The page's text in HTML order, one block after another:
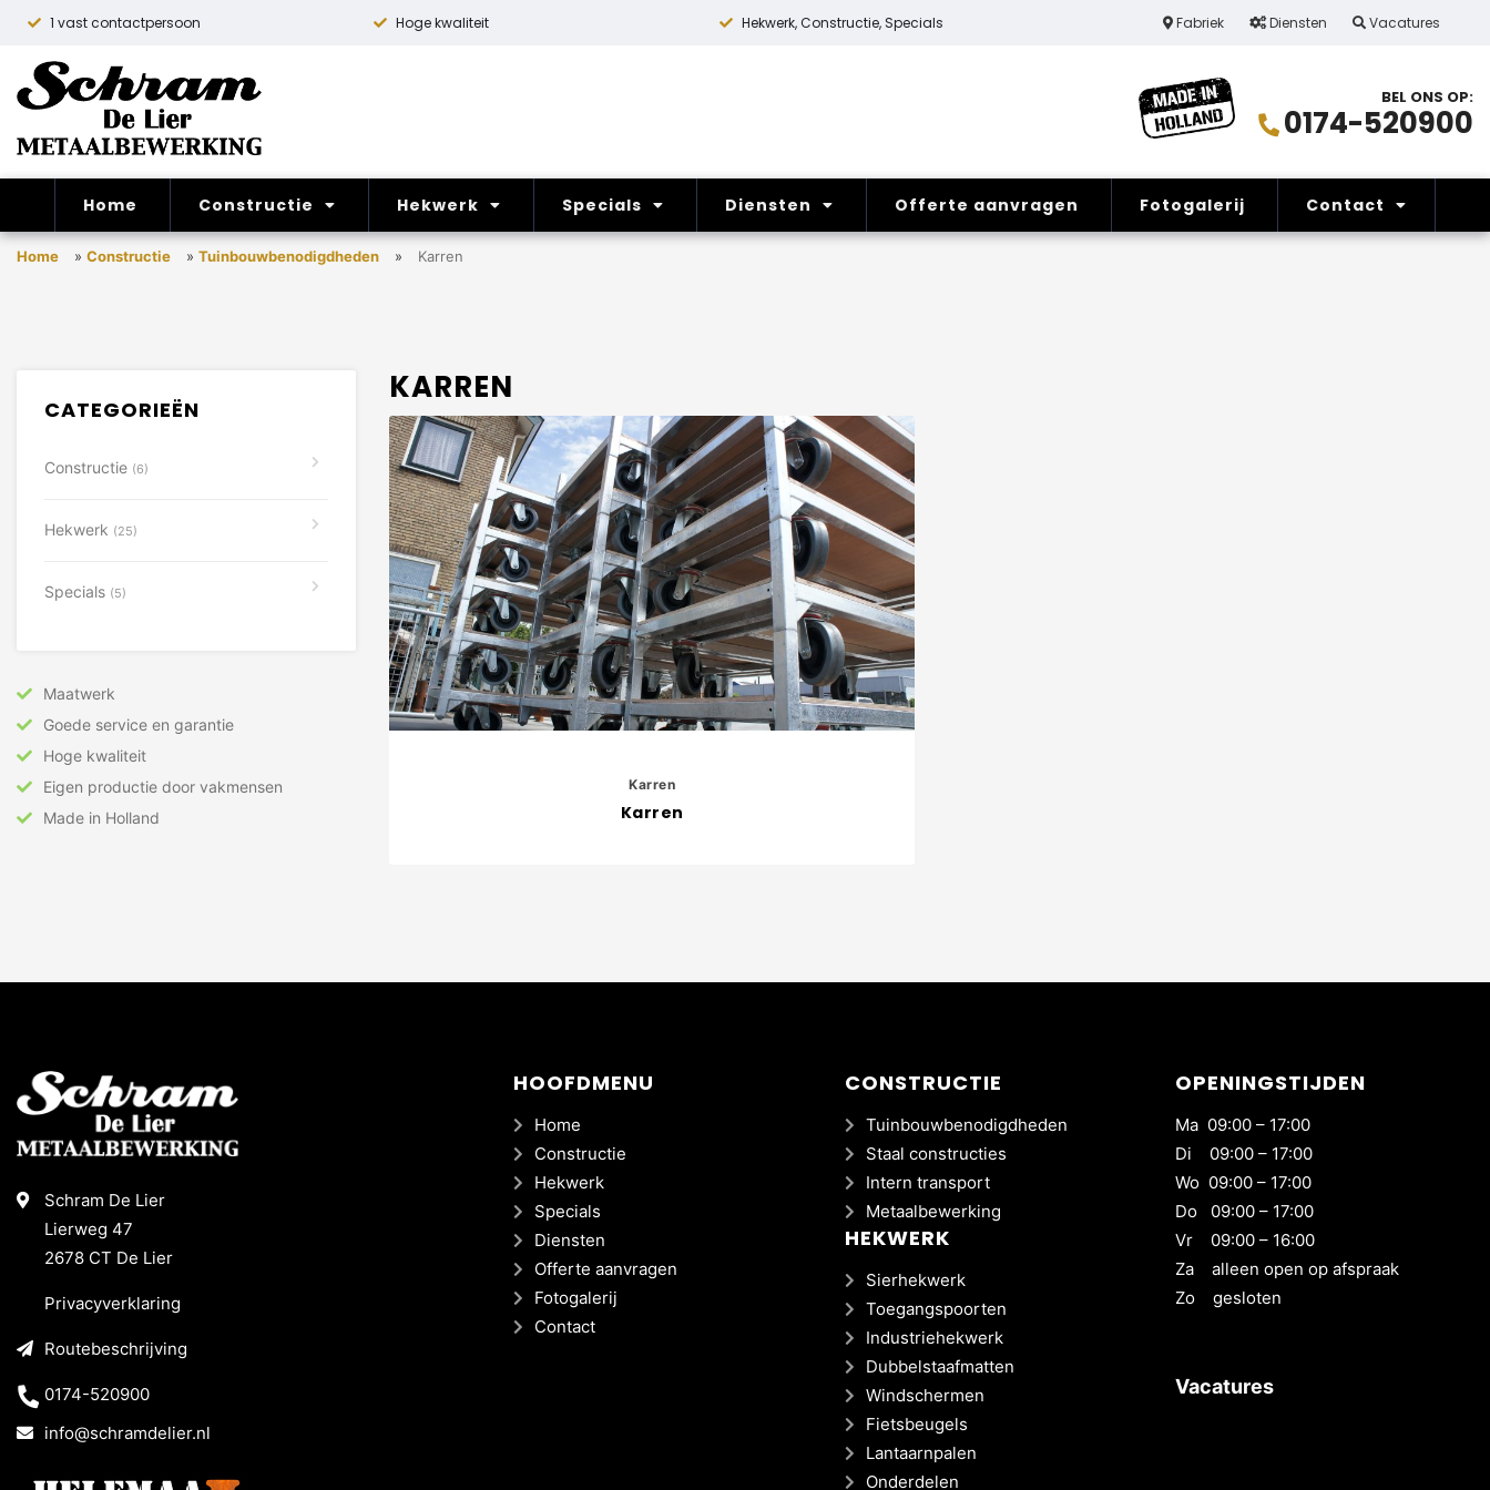
1 vast contactpersoon Hoge kwaliteit Hekwerk, Constructie, Specials 1 vast
Fabriek Diensten Vacatures
BEL ONS OP:
0174-520900
Home Constructie Hekwerk Specials Diensten Offerte aanvragen Fotogalerij Contact
Home » Constructie » Tuinbouwbenodigdheden » Karren
CATEGORIEËN
Constructie (6)
Hekwerk (25)
Specials (5)
Maatwerk
Goede service en garantie
Hoge kwaliteit
Eigen productie door vakmensen
Made in Holland
KARREN
Karren
Karren
Schram De Lier
Lierweg 47
2678 CT De Lier
Privacyverklaring
Routebeschrijving
0174-520900
info@schramdelier.nl
HOOFDMENU
Home
Constructie
Hekwerk
Specials
Diensten
Offerte aanvragen
Fotogalerij
Contact
CONSTRUCTIE
Tuinbouwbenodigdheden
Staal constructies
Intern transport
Metaalbewerking
HEKWERK
Sierhekwerk
Toegangspoorten
Industriehekwerk
Dubbelstaafmatten
Windschermen
Fietsbeugels
Lantaarnpalen
Onderdelen
OPENINGSTIJDEN
Ma 09:00 – 17:00
Di 09:00 – 17:00
Wo 09:00 – 17:00
Do 09:00 – 17:00
Vr 09:00 – 16:00
Za alleen open op afspraak
Zo gesloten
Vacatures